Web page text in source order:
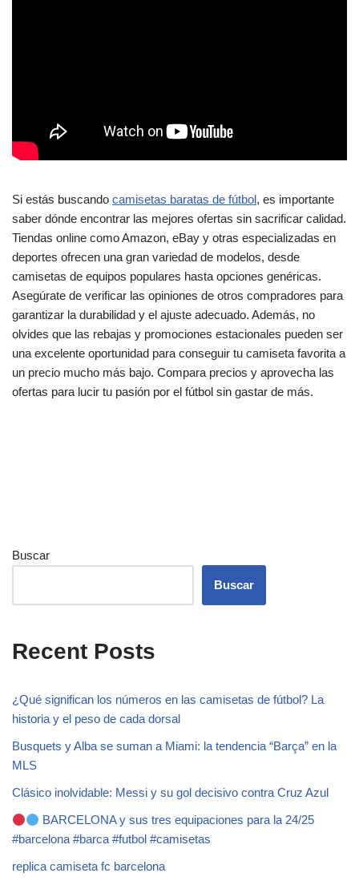
Si estás buscando camisetas baratas de fútbol, es importante
saber dónde encontrar las mejores ofertas sin sacrificar calidad.
Tiendas online como Amazon, eBay y otras especializadas en
deportes ofrecen una gran variedad de modelos, desde
camisetas de equipos populares hasta opciones genéricas.
Asegúrate de verificar las opiniones de otros compradores para
garantizar la durabilidad y el ajuste adecuado. Además, no
olvides que las rebajas y promociones estacionales pueden ser
una excelente oportunidad para conseguir tu camiseta favorita a
un precio mucho más bajo. Compara precios y aprovecha las
ofertas para lucir tu pasión por el fútbol sin gastar de más.
Buscar
Buscar
Recent Posts
¿Qué significan los números en las camisetas de fútbol? La
historia y el peso de cada dorsal
Busquets y Alba se suman a Miami: la tendencia “Barça” en la
MLS
Clásico inolvidable: Messi y su gol decisivo contra Cruz Azul
BARCELONA y sus tres equipaciones para la 24/25
#barcelona #barca #futbol #camisetas
replica camiseta fc barcelona